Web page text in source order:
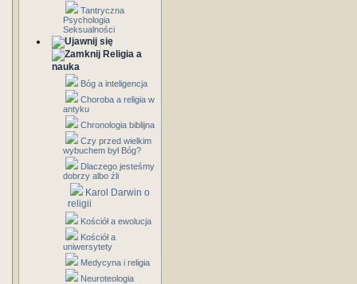
Tantryczna
Psychologia
Seksualności
Religia a
nauka
Bóg a inteligencja
Choroba a religia w
antyku
Chronologia biblijna
Czy przed wielkim
wybuchem był Bóg?
Dlaczego jesteśmy
dobrzy albo źli
Karol Darwin o
religii
Kościół a ewolucja
Kościół a
uniwersytety
Medycyna i religia
Neuroteologia